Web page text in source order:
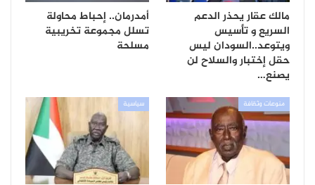
مالك عقار يحذر الدعم
السريع و تأسيس
ويتوعد..السودان ليس
حقل إختبار والسلاح لن
يصنع…
أمدرمان.. إحباط محاولة
تسلل مجموعة تخريبية
مسلحة
منوعات وثقافة سياسية